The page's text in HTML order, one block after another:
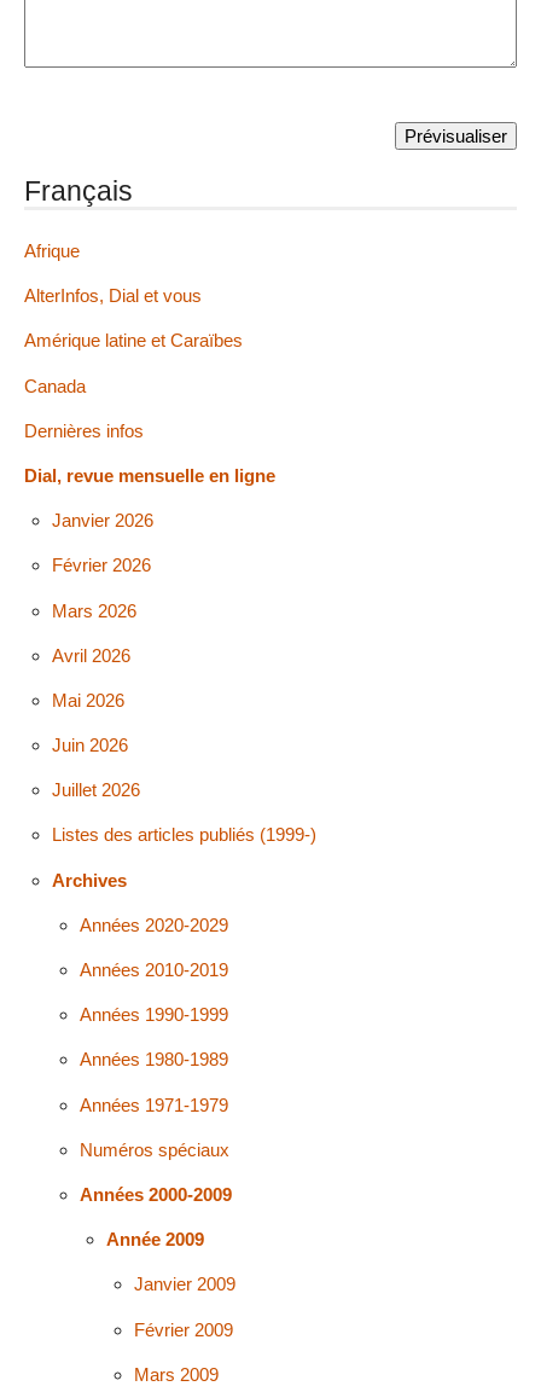
Français
Afrique
AlterInfos, Dial et vous
Amérique latine et Caraïbes
Canada
Dernières infos
Dial, revue mensuelle en ligne
Janvier 2026
Février 2026
Mars 2026
Avril 2026
Mai 2026
Juin 2026
Juillet 2026
Listes des articles publiés (1999-)
Archives
Années 2020-2029
Années 2010-2019
Années 1990-1999
Années 1980-1989
Années 1971-1979
Numéros spéciaux
Années 2000-2009
Année 2009
Janvier 2009
Février 2009
Mars 2009